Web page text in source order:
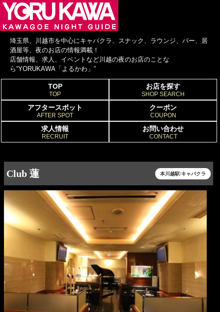
埼玉県、川越市を中心にキャバクラ、スナック、ラウンジ、バー、居
酒屋等、夜のお店の情報満載！
店舗情報、求人、イベントなど川越の夜のお店のことな
ら“YORUKAWA「よるかわ」”
TOP
TOP
お店を探す
SHOP SEARCH
アフタースポット
AFTER SPOT
クーポン
COUPON
求人情報
RECRUIT
お問い合わせ
CONTACT
Club 蓮 本川越駅/キャバクラ